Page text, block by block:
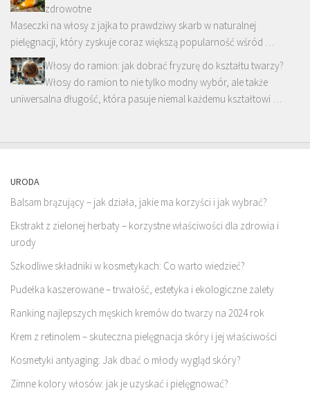
zdrowotne
Maseczki na włosy z jajka to prawdziwy skarb w naturalnej
pielęgnacji, który zyskuje coraz większą popularność wśród …
Włosy do ramion: jak dobrać fryzurę do kształtu twarzy?
Włosy do ramion to nie tylko modny wybór, ale także
uniwersalna długość, która pasuje niemal każdemu kształtowi …
URODA
Balsam brązujący – jak działa, jakie ma korzyści i jak wybrać?
Ekstrakt z zielonej herbaty – korzystne właściwości dla zdrowia i
urody
Szkodliwe składniki w kosmetykach: Co warto wiedzieć?
Pudełka kaszerowane – trwałość, estetyka i ekologiczne zalety
Ranking najlepszych męskich kremów do twarzy na 2024 rok
Krem z retinolem – skuteczna pielęgnacja skóry i jej właściwości
Kosmetyki antyaging: Jak dbać o młody wygląd skóry?
Zimne kolory włosów: jak je uzyskać i pielęgnować?